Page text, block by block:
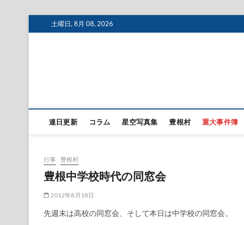
to
土曜日, 8月 08, 2026
連日更新 コラム 星空写真集 豊根村 重大事件簿
行事 豊根村
豊根中学校時代の同窓会
2012年8月18日
先週末は高校の同窓会、そして本日は中学校の同窓会。